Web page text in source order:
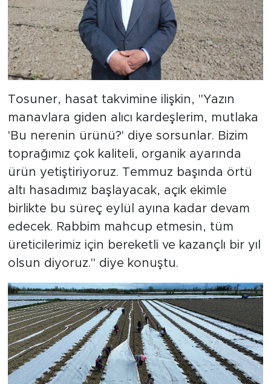
Tosuner, hasat takvimine ilişkin, "Yazın
manavlara giden alıcı kardeşlerim, mutlaka
'Bu nerenin ürünü?' diye sorsunlar. Bizim
toprağımız çok kaliteli, organik ayarında
ürün yetiştiriyoruz. Temmuz başında örtü
altı hasadımız başlayacak, açık ekimle
birlikte bu süreç eylül ayına kadar devam
edecek. Rabbim mahcup etmesin, tüm
üreticilerimiz için bereketli ve kazançlı bir yıl
olsun diyoruz." diye konuştu.